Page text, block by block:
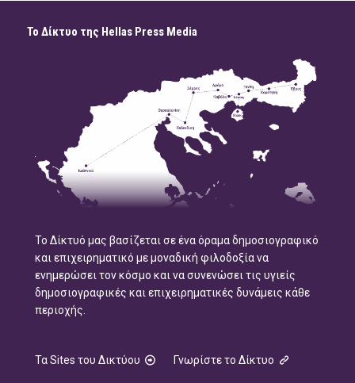
Το Δίκτυο της Hellas Press Media
Το Δίκτυό μας βασίζεται σε ένα όραμα δημοσιογραφικό
και επιχειρηματικό με μοναδική φιλοδοξία να
ενημερώσει τον κόσμο και να συνενώσει τις υγιείς
δημοσιογραφικές και επιχειρηματικές δυνάμεις κάθε
περιοχής.
Τα Sites του Δικτύου Γνωρίστε το Δίκτυο